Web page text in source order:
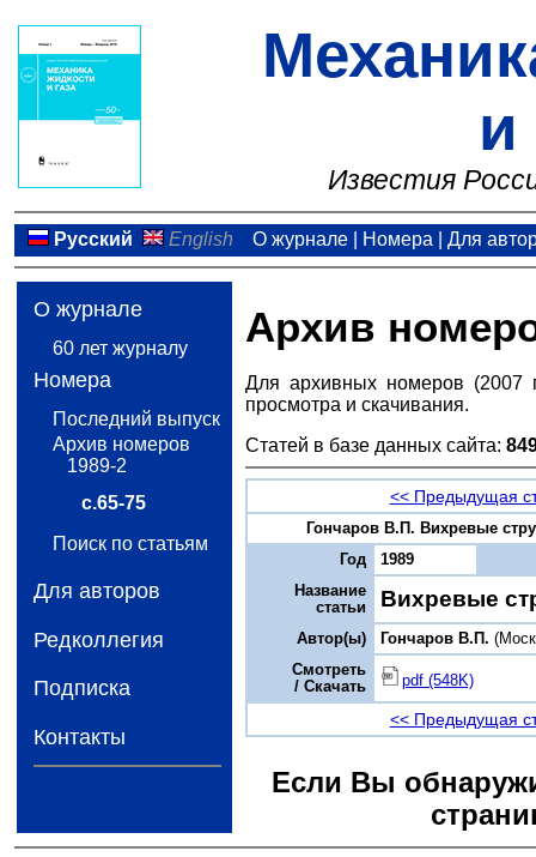
и
Известия
Русский English О журнале| Номера Для
О журнале
60 лет журналу
Номера
Последний выпуск
Архив номеров
1989-2
с.65-75
Поиск по статьям
Для авторов
Редколлегия
Подписка
Контакты
Архив
Для архивных номеров (2007
просмотра и скачивания.
Статей в базе данных сайта:
<< Предыдущая
Гончаров В.П. Вихревые
Год
1989
Название
статьи
Вихревые
Автор(ы) Гончаров В.П.
Смотреть
/ Скачать
pdf (548K)
<< Предыдущая
Если Вы